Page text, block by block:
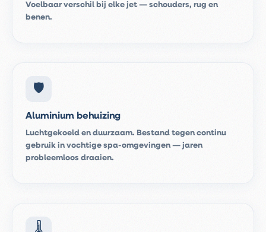
Voelbaar verschil bij elke jet — schouders, rug en
benen.
🛡️
Aluminium behuizing
Luchtgekoeld en duurzaam. Bestand tegen continu
gebruik in vochtige spa-omgevingen — jaren
probleemloos draaien.